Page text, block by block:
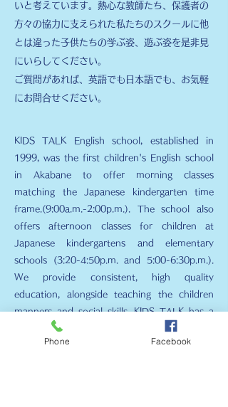
いと考えています。 熱心な教師たち、保護者の
方々の協力に支えられた私たちのスクールに他
とは違った子供たちの学ぶ姿、遊ぶ姿を是非見
にいらしてください。
ご質問があれば、英語でも日本語でも、お気軽
にお問合せください。
KIDS TALK English school, established in
1999, was the first children's English school
in Akabane to offer morning classes
matching the Japanese kindergarten time
frame.(9:00a.m.-2:00p.m.). The school also
offers afternoon classes for children at
Japanese kindergartens and elementary
schools (3:20-4:50p.m. and 5:00-6:30p.m.).
We provide consistent, high quality
education, alongside teaching the children
manners and social skills. KIDS TALK has a
no-Japanese speaking rule, which ensures
immersion in an English environment at all
Phone Facebook